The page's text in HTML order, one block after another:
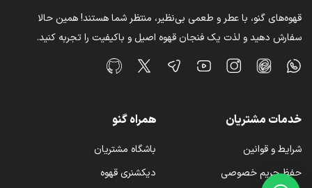
قهوه‌های گنو، با عطر و طعمی بی‌نظیر، منتظر شما هستند! همین حالا
سفارش دهید و لذت یک فنجان قهوه اصیل و باکیفیت را تجربه کنید.
خدمات مشتریان
شرایط و قوانین
حفظ حریم خصوصی
همراه گنو
باشگاه مشتریان
دیکشنری قهوه